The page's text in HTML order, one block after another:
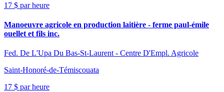
17 $ par heure
Manoeuvre agricole en production laitière - ferme paul-émile
ouellet et fils inc.
Fed. De L'Upa Du Bas-St-Laurent - Centre D'Empl. Agricole
Saint-Honoré-de-Témiscouata
17 $ par heure